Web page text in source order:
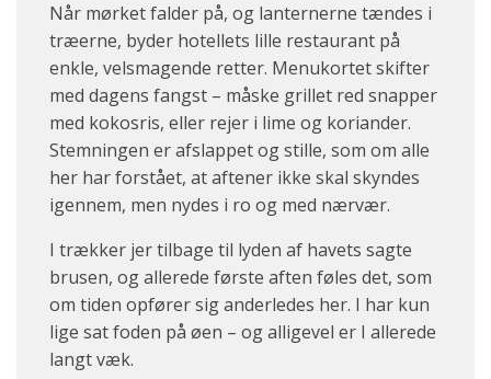
Når mørket falder på, og lanternerne tændes i
træerne, byder hotellets lille restaurant på
enkle, velsmagende retter. Menukortet skifter
med dagens fangst – måske grillet red snapper
med kokosris, eller rejer i lime og koriander.
Stemningen er afslappet og stille, som om alle
her har forstået, at aftener ikke skal skyndes
igennem, men nydes i ro og med nærvær.
I trækker jer tilbage til lyden af havets sagte
brusen, og allerede første aften føles det, som
om tiden opfører sig anderledes her. I har kun
lige sat foden på øen – og alligevel er I allerede
langt væk.